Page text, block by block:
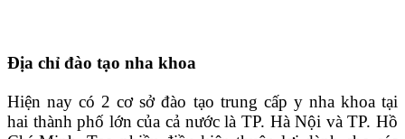
Địa chỉ đào tạo nha khoa
Hiện nay có 2 cơ sở đào tạo trung cấp y nha khoa tại
hai thành phố lớn của cả nước là TP. Hà Nội và TP. Hồ